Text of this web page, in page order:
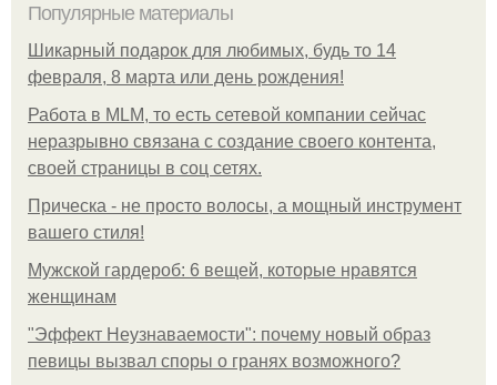
Популярные материалы
Шикарный подарок для любимых, будь то 14
февраля, 8 марта или день рождения!
Работа в MLM, то есть сетевой компании сейчас
неразрывно связана с создание своего контента,
своей страницы в соц сетях.
Прическа - не просто волосы, а мощный инструмент
вашего стиля!
Мужской гардероб: 6 вещей, которые нравятся
женщинам
"Эффект Неузнаваемости": почему новый образ
певицы вызвал споры о гранях возможного?